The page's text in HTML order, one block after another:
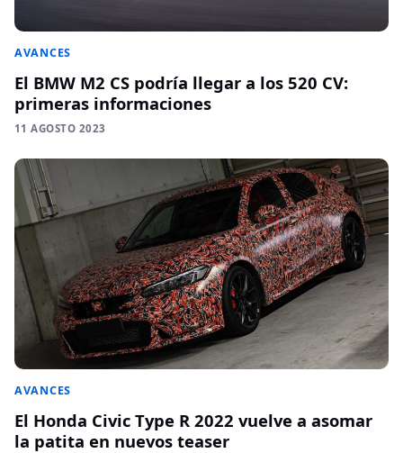
AVANCES
El BMW M2 CS podría llegar a los 520 CV:
primeras informaciones
11 AGOSTO 2023
AVANCES
El Honda Civic Type R 2022 vuelve a asomar
la patita en nuevos teaser